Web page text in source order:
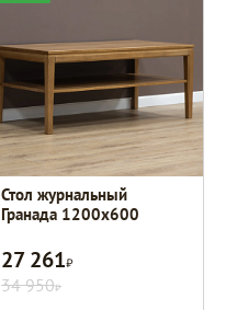
Стол журнальный
Гранада 1200х600
27 261Р
34 950Р